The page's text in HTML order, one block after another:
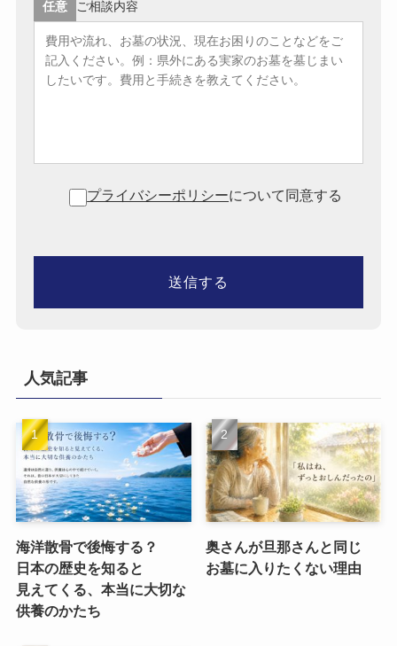
ご相談内容
任意
プライバシーポリシーについて同意する
人気記事
海洋散骨で​後悔する？​
日本の​歴史を​知ると​
見えてくる、​本当に​大切な​
供養のかたち
奥さんが​旦那さんと​同じ​
お墓に​入りたくない​理由